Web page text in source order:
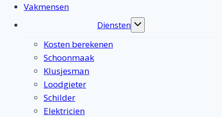
Vakmensen
Diensten
Toggle
Kosten berekenen
Schoonmaak
Klusjesman
Loodgieter
Schilder
Elektricien